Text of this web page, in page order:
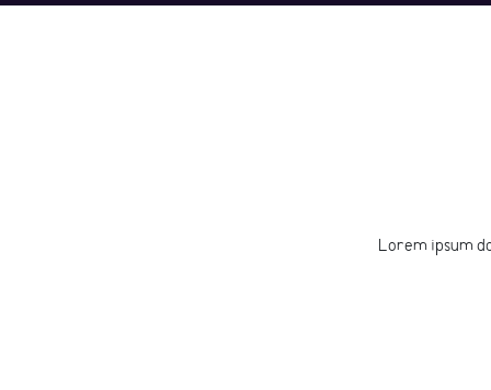
Lorem ipsum